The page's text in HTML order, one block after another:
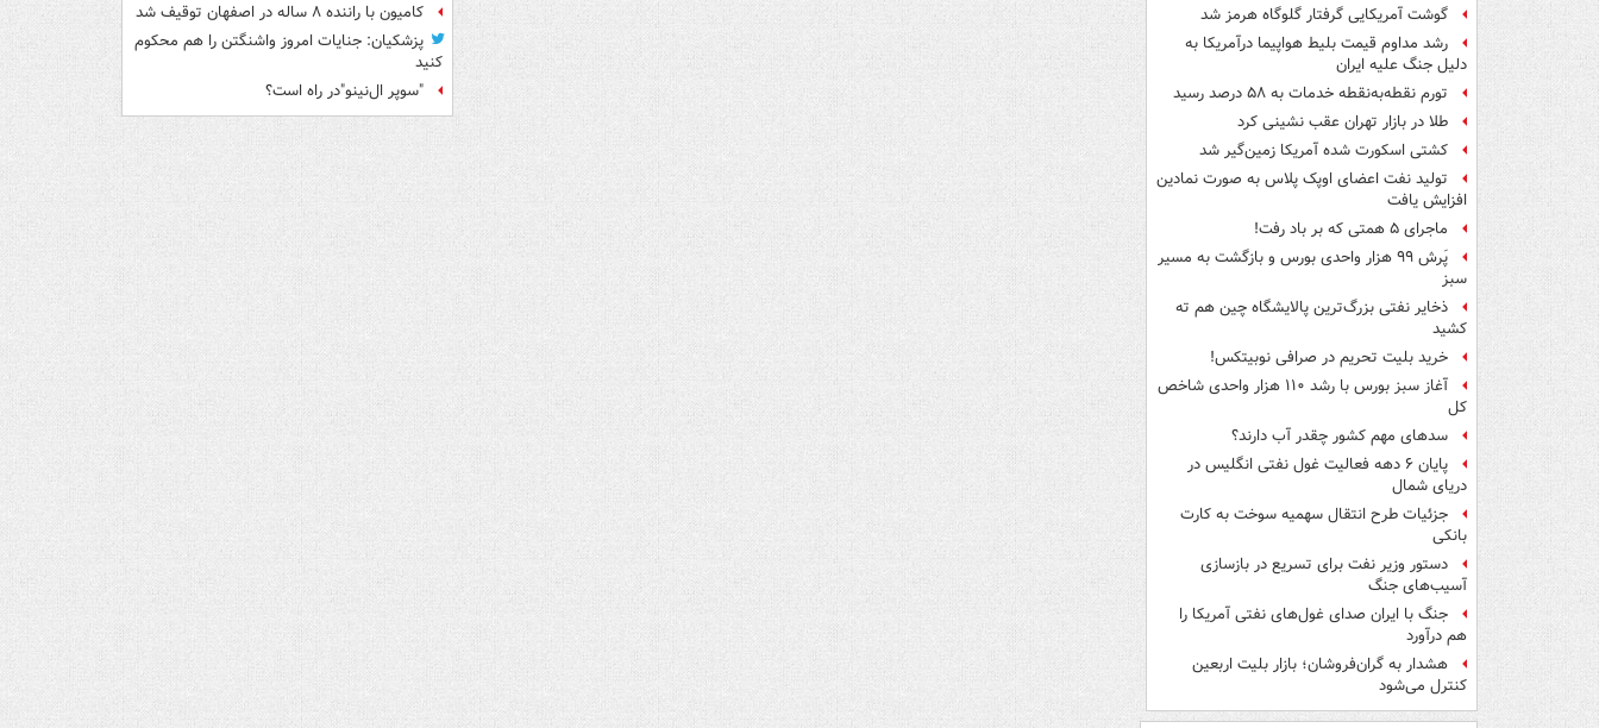
گوشت آمریکایی گرفتار گلوگاه هرمز شد
رشد مداوم قیمت بلیط هواپیما درآمریکا به
دلیل جنگ علیه ایران
تورم نقطه‌به‌نقطه خدمات به ۵۸ درصد رسید
طلا در بازار تهران عقب نشینی کرد
کشتی اسکورت شده آمریکا زمین‌گیر شد
تولید نفت اعضای اوپک پلاس به صورت نمادین
افزایش یافت
ماجرای ۵ همتی که بر باد رفت!
پَرش ۹۹ هزار واحدی بورس و بازگشت به مسیر
سبز
ذخایر نفتی بزرگ‌ترین پالایشگاه چین هم ته
کشید
خرید بلیت تحریم در صرافی نوبیتکس!
آغاز سبز بورس با رشد ۱۱۰ هزار واحدی شاخص
کل
سدهای مهم کشور چقدر آب دارند؟
پایان ۶ دهه فعالیت غول نفتی انگلیس در
دریای شمال
جزئیات طرح انتقال سهمیه سوخت به کارت
بانکی
دستور وزیر نفت برای تسریع در بازسازی
آسیب‌های جنگ
جنگ با ایران صدای غول‌های نفتی آمریکا را
هم درآورد
هشدار به گران‌فروشان؛ بازار بلیت اربعین
کنترل می‌شود
کامیون با راننده ۸ ساله در اصفهان توقیف شد
پزشکیان: جنایات امروز واشنگتن را هم محکوم
کنید
"سوپر ال‌نینو"در راه است؟